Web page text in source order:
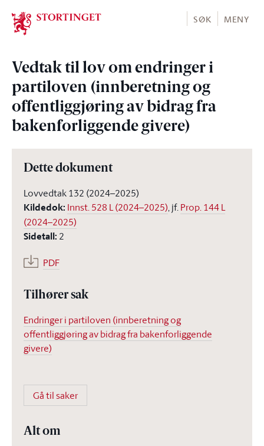
Stortinget.no
SØK MENY
Vedtak til lov om endringer i
partiloven (innberetning og
offentliggjøring av bidrag fra
bakenforliggende givere)
Dette dokument
Lovvedtak 132 (2024–2025)
Kildedok: Innst. 528 L (2024–2025), jf.Prop. 144 L
(2024–2025)
Sidetall: 2
PDF
Tilhører sak
Endringer i partiloven (innberetning og
offentliggjøring av bidrag fra bakenforliggende
givere)
Gå til saker
Alt om